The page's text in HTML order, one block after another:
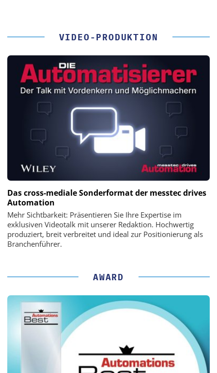
VIDEO-PRODUKTION
Das cross-mediale Sonderformat der messtec drives
Automation
Mehr Sichtbarkeit: Präsentieren Sie Ihre Expertise im
exklusiven Videotalk mit unserer Redaktion. Hochwertig
produziert, breit verbreitet und ideal zur Positionierung als
Branchenführer.
AWARD